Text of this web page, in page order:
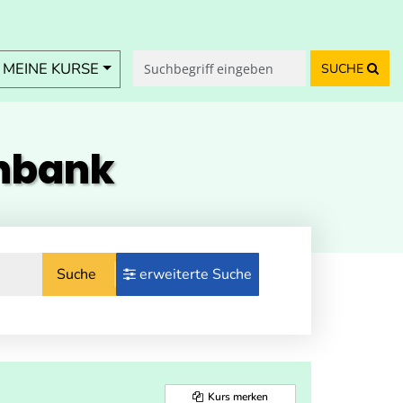
KURSE SUCHE
Suche erweiterte Suche
Kurs merken